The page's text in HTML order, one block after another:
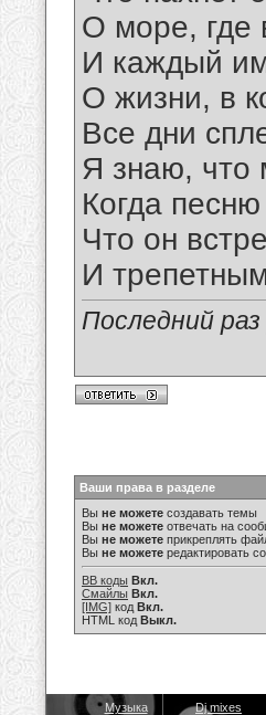
О море, где
И каждый
О жизни, в
Все дни
Я знаю, что
Когда
Что он
И
Последний
Ваши права в разделе
Вы не можете создавать темы
Вы не можете отвечать на
Вы не можете прикреплять
Вы не можете редактировать
BB коды Вкл.
Смайлы Вкл.
[IMG] код Вкл.
HTML код Выкл.
Музыка Dj mixes